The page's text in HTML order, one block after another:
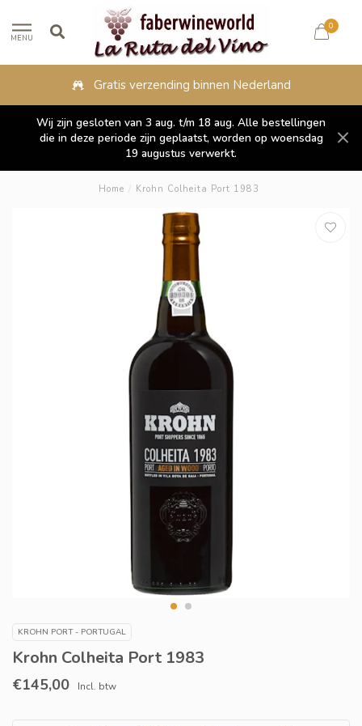
MENU
0
Gratis verzending binnen Nederland
Wij zijn gesloten van 3 aug. t/m 18 aug. Alle bestellingen
die in deze periode zijn geplaatst, worden op woensdag
19 augustus verwerkt.
Home / Krohn Colheita Port 1983
KROHN PORT - PORTUGAL
Krohn Colheita Port 1983
€145,00 Incl. btw